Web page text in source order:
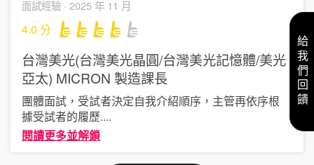
面試經驗 · 2025 年 11 月
4.0 分
台灣美光(台灣美光晶圓/台灣美光記憶體/美光
亞太) MICRON 製造課長
團體面試，受試者決定自我介紹順序，主管再依序根
據受試者的履歷....
閱讀更多並解鎖
給我們回饋